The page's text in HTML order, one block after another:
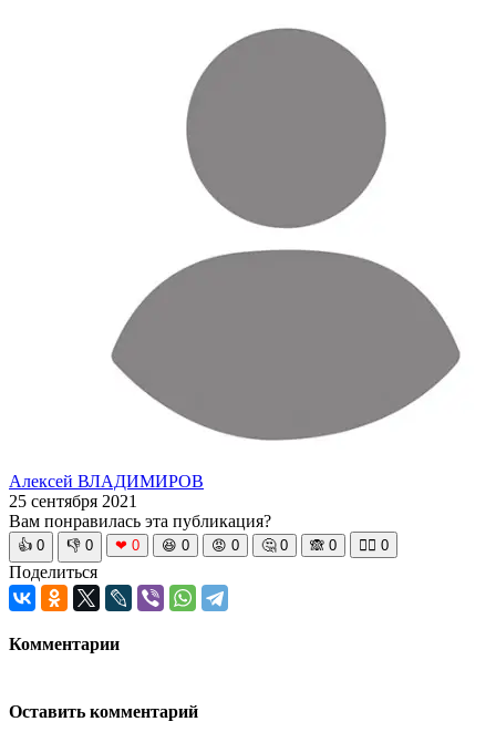
Алексей ВЛАДИМИРОВ
25 сентября 2021
Вам понравилась эта публикация?
👍 0 👎 0 ❤ 0 😆 0 😡 0 🤔 0 🙈 0 🧘‍♀️ 0
Поделиться
Комментарии
Оставить комментарий